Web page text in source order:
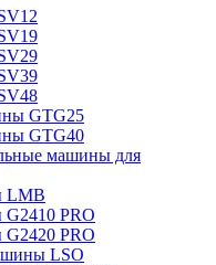
GTG25
GTG40
машины для
LMB
PRO
PRO
LSO